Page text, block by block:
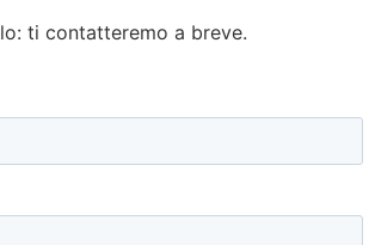
ti contatteremo a breve.